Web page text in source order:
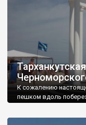
К сожалению
пешком вдоль